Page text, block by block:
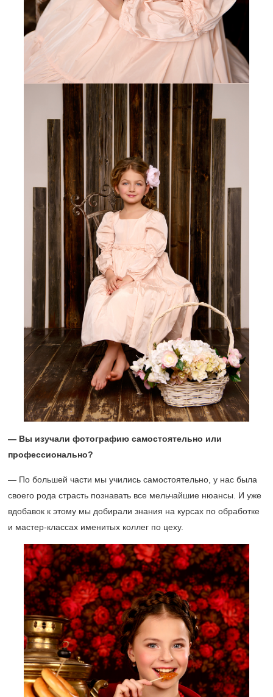
— Вы изучали фотографию самостоятельно или
профессионально?
— По большей части мы учились самостоятельно, у нас была
своего рода страсть познавать все мельчайшие нюансы. И уже
вдобавок к этому мы добирали знания на курсах по обработке
и мастер-классах именитых коллег по цеху.